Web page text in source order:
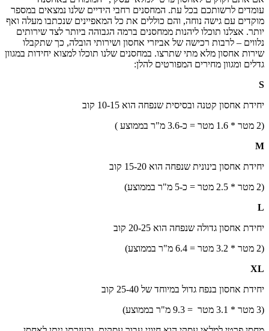
עומדים לרשותכם בכל עת. המחסנים רחבי הידיים שלנו נמצאים במספר
מוקדים עם גישה נוחה, והם כוללים את כל המאפיינים שנכתבו מעלה ואף
יותר. אצלנו תוכלו ליהנות ממחסנים ברמה הגבוהה ביותר לצד שירותים
נלווים – לרבות רכישה של אביזרי אחסון ושירותי הובלה, כך שתקבלו
שירות אחסון מלא מתי שתרצו. במחסנים שלנו תוכלו למצוא יחידות במגוון
גדלים ומגוון מחירים המפורטים להלן:
S
יחידת אחסון קטנה ובסיסית שנפחה הוא 10-15 קוב
(2 מטר * 1.6 מטר = כ-3.6 מ"ר בממוצע )
M
יחידת אחסון בינונית שנפחה הוא 15-20 קוב
(2 מטר * 2.5 מטר = כ-5 מ"ר בממוצע)
L
יחידת אחסון גדולה שנפחה הוא 20-25 קוב
(2 מטר * 3.2 מטר = 6.4 מ"ר בממוצע)
XL
יחידת אחסון בנפח גדול במיוחד של 25-40 קוב
(3 מטר * 3.1 מטר = 9.3 מ"ר בממוצע)